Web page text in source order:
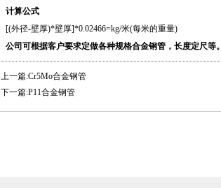
计算公式
[(外径-壁厚)*壁厚]*0.02466=kg/米(每米的重量)
公司可根据客户要求定做各种规格合金钢管，长度定尺等。
上一篇:Cr5Mo合金钢管
下一篇:P11合金钢管